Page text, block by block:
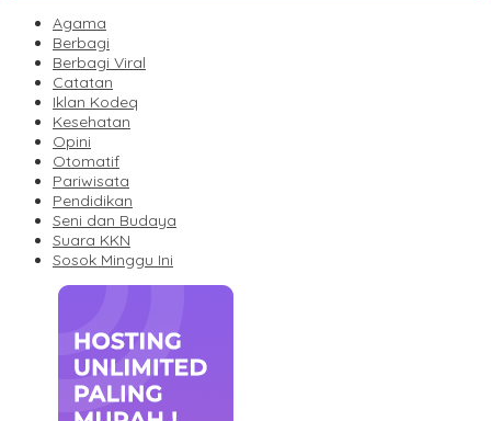
Agama
Berbagi
Berbagi Viral
Catatan
Iklan Kodeq
Kesehatan
Opini
Otomatif
Pariwisata
Pendidikan
Seni dan Budaya
Suara KKN
Sosok Minggu Ini